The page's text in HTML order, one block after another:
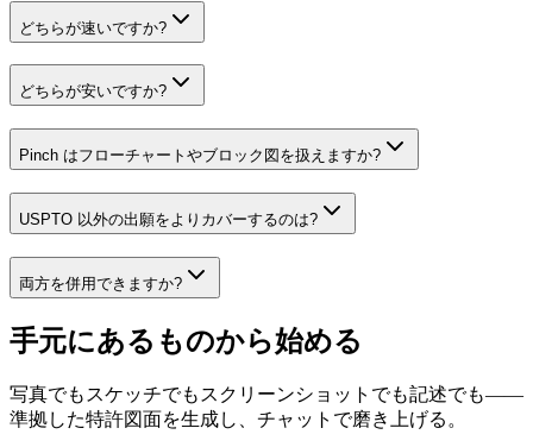
どちらが速いですか?
どちらが安いですか?
Pinch はフローチャートやブロック図を扱えますか?
USPTO 以外の出願をよりカバーするのは?
両方を併用できますか?
手元にあるものから始める
写真でもスケッチでもスクリーンショットでも記述でも——
準拠した特許図面を生成し、チャットで磨き上げる。